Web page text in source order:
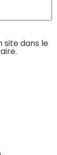
site dans le